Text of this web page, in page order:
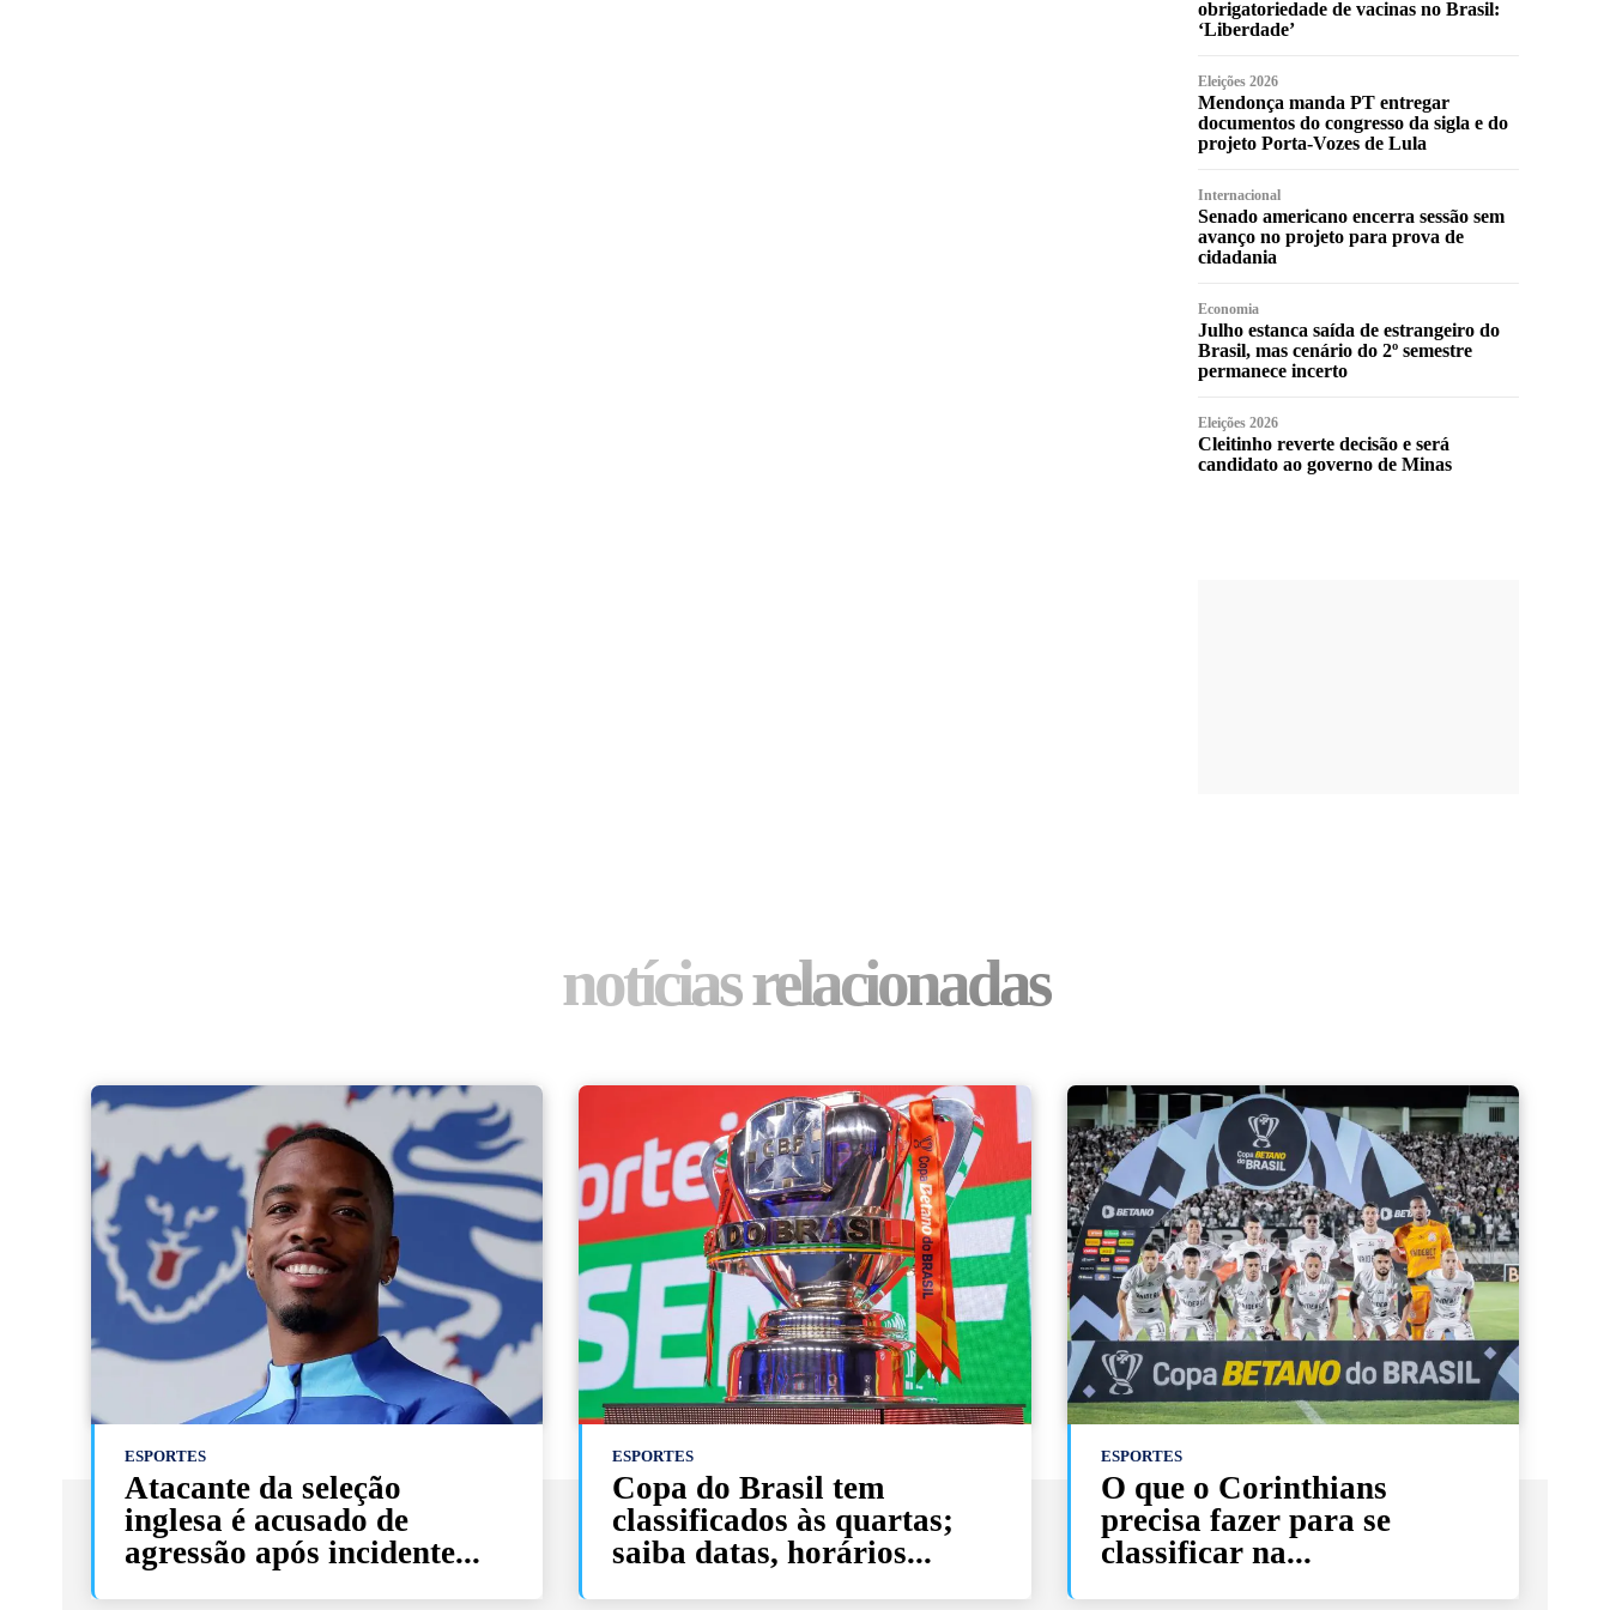
obrigatoriedade de vacinas no Brasil:
‘Liberdade’
Eleições 2026
Mendonça manda PT entregar
documentos do congresso da sigla e do
projeto Porta-Vozes de Lula
Internacional
Senado americano encerra sessão sem
avanço no projeto para prova de
cidadania
Economia
Julho estanca saída de estrangeiro do
Brasil, mas cenário do 2º semestre
permanece incerto
Eleições 2026
Cleitinho reverte decisão e será
candidato ao governo de Minas
notícias relacionadas
ESPORTES
Atacante da seleção
inglesa é acusado de
agressão após incidente...
ESPORTES
Copa do Brasil tem
classificados às quartas;
saiba datas, horários...
ESPORTES
O que o Corinthians
precisa fazer para se
classificar na...